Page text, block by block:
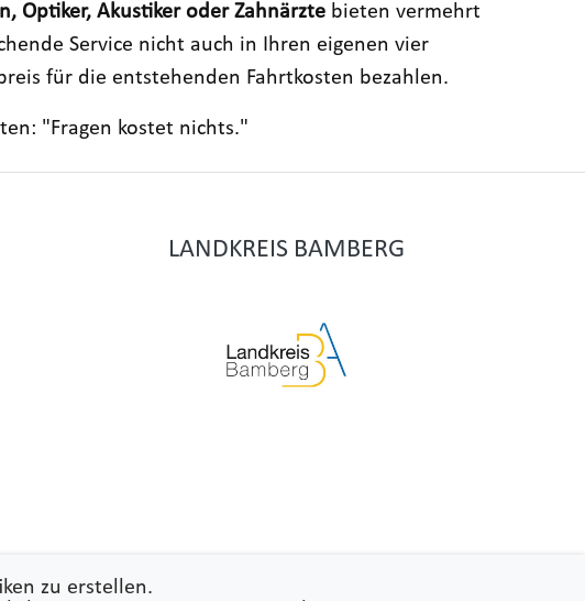
zu erstellen.
Optiker, Akustiker oder Zahnärzte bieten vermehrt
Service nicht auch in Ihren eigenen vier
für die entstehenden Fahrtkosten bezahlen.
"Fragen kostet nichts."
LANDKREIS BAMBERG